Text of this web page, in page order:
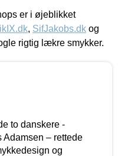
er i øjeblikket
, SifJakobs.dk og
rigtig lækre smykker.
to danskere -
Adamsen – rettede
og